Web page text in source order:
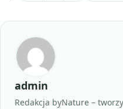
admin
Redakcja byNature –